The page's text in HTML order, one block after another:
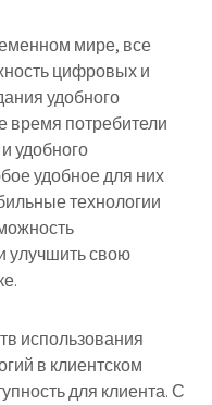
мире, все
цифровых и
удобного
время потребители
удобного
удобное для них
технологии
улучшить свою
использования
в клиентском
для клиента. С